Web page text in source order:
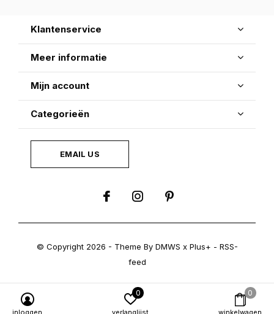
Klantenservice
Meer informatie
Mijn account
Categorieën
EMAIL US
© Copyright 2026 - Theme By DMWS x Plus+ - RSS-
feed
inloggen verlanglijst
0
winkelwagen
0